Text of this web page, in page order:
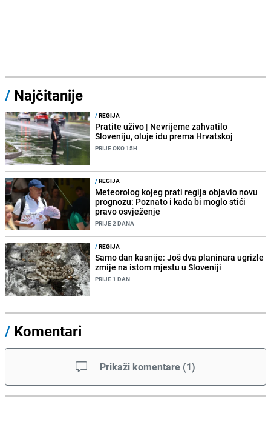
/ Najčitanije
/REGIJA
Pratite uživo | Nevrijeme zahvatilo
Sloveniju, oluje idu prema Hrvatskoj
PRIJE OKO 15H
/REGIJA
Meteorolog kojeg prati regija objavio novu
prognozu: Poznato i kada bi moglo stići
pravo osvježenje
PRIJE 2 DANA
/REGIJA
Samo dan kasnije: Još dva planinara ugrizle
zmije na istom mjestu u Sloveniji
PRIJE 1 DAN
/ Komentari
Prikaži komentare (1)